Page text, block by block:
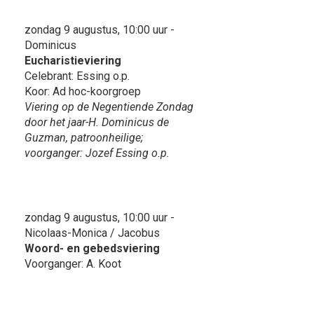
zondag 9 augustus, 10:00 uur -
Dominicus
Eucharistieviering
Celebrant: Essing o.p.
Koor: Ad hoc-koorgroep
Viering op de Negentiende Zondag
door het jaar-H. Dominicus de
Guzman, patroonheilige;
voorganger: Jozef Essing o.p.
zondag 9 augustus, 10:00 uur -
Nicolaas-Monica / Jacobus
Woord- en gebedsviering
Voorganger: A. Koot